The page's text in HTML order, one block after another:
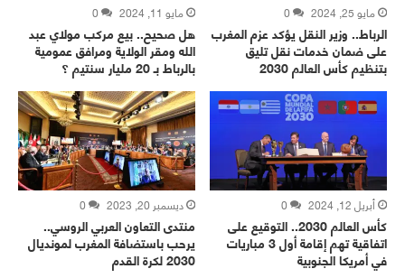
مايو 25, 2024 0
الرباط.. وزير النقل يؤكد عزم المغرب
على ضمان خدمات نقل تليق
بتنظيم كأس العالم 2030
مايو 11, 2024 0
هل صحيح.. بيع مركب مولاي عبد
الله ومقر الولاية ومرافق عمومية
بالرباط بـ 20 مليار سنتيم ؟
أبريل 12, 2024 0
كأس العالم 2030.. التوقيع على
اتفاقية تهم إقامة أول 3 مباريات
في أمريكا الجنوبية
ديسمبر 20, 2023 0
منتدى التعاون العربي الروسي..
يرحب باستضافة المغرب لمونديال
2030 لكرة القدم